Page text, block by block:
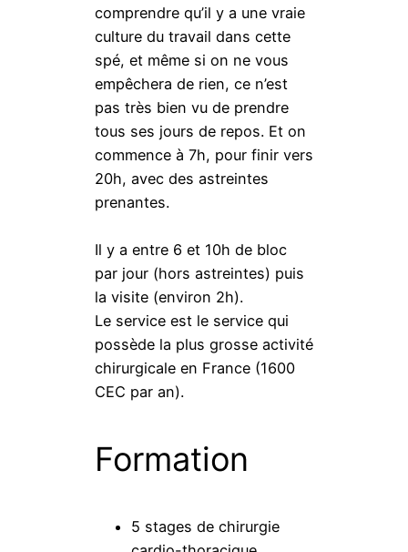
comprendre qu’il y a une vraie
culture du travail dans cette
spé, et même si on ne vous
empêchera de rien, ce n’est
pas très bien vu de prendre
tous ses jours de repos. Et on
commence à 7h, pour finir vers
20h, avec des astreintes
prenantes.
Il y a entre 6 et 10h de bloc
par jour (hors astreintes) puis
la visite (environ 2h).
Le service est le service qui
possède la plus grosse activité
chirurgicale en France (1600
CEC par an).
Formation
5 stages de chirurgie